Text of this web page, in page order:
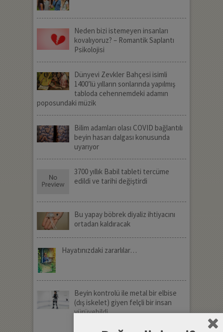
Neden bizi istemeyen insanları
kovalıyoruz? – Romantik Saplantı
Psikolojisi
Dünyevi Zevkler Bahçesi isimli
1400’lü yılların sonlarında yapılmış
tabloda cehennemdeki adamın
poposundaki müzik
Bilim adamları olası COVID bağlantılı
beyin hasarı dalgası konusunda
uyarıyor
3700 yıllık Babil tableti tercüme
edildi ve tarihi değiştirdi
Bu yapay böbrek diyaliz ihtiyacını
ortadan kaldıracak
Hayatınızdaki zararlılar…
Beyin kontrolü ile metal bir elbise
(dış iskelet) giyen felçli bir insan
yürüyebildi